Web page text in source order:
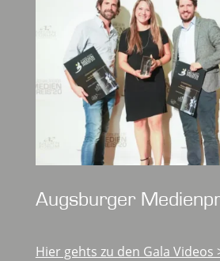
Augsburger
Hier gehts zu den Gala Videos